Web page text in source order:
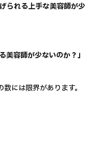
られる上手な美容師が少
美容師が少ないのか？」
には限界があります。